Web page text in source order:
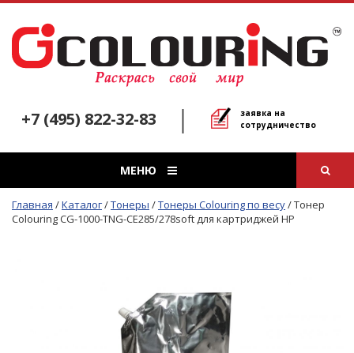
+7 (495) 822-32-83
заявка на
сотрудничество
МЕНЮ
Главная /Каталог/Тонеры /Тонеры Colouring по весу/Тонер
Colouring CG-1000-TNG-CE285/278soft для картриджей HP